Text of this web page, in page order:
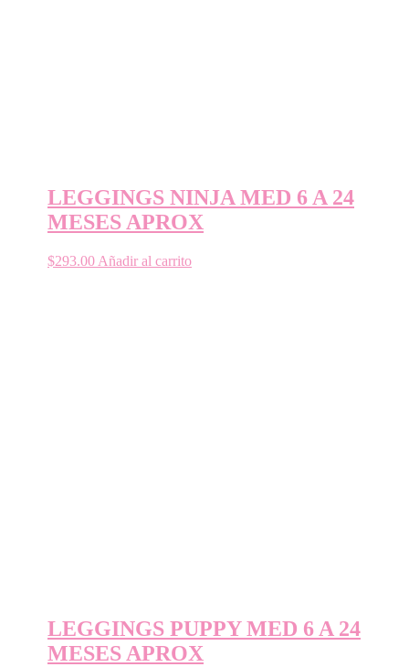
LEGGINGS NINJA MED 6 A 24
MESES APROX
$293.00 Añadir al carrito
LEGGINGS PUPPY MED 6 A 24
MESES APROX